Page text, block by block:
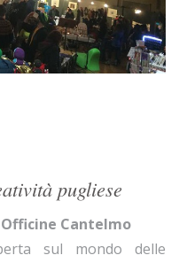
pugliese
Officine Cantelmo
sul mondo delle